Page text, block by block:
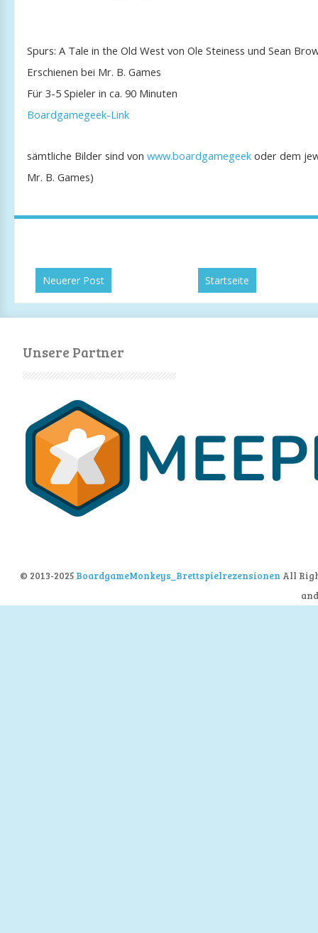
Spurs: A Tale in the Old West von Ole Steiness und Sean
Erschienen bei Mr. B. Games
Für 3-5 Spieler in ca. 90 Minuten
Boardgamegeek-Link
sämtliche Bilder sind von www.boardgamegeekoder dem
Mr. B. Games)
Neuerer Post Startseite
Unsere Partner
© 2013-2025 BoardgameMonkeys_Brettspielrezensionen All